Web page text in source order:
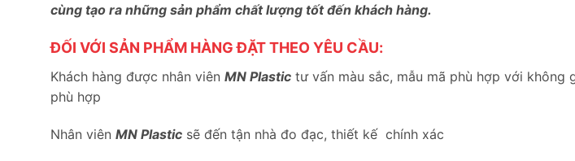
cùng tạo ra những sản phẩm chất lượng tốt đến khách hàng.
ĐỐI VỚI SẢN PHẨM HÀNG ĐẶT THEO YÊU CẦU:
Khách hàng được nhân viên MN Plastic tư vấn màu sắc, mẫu mã phù hợp với
phù hợp
Nhân viên MN Plastic sẽ đến tận nhà đo đạc, thiết kế chính xác